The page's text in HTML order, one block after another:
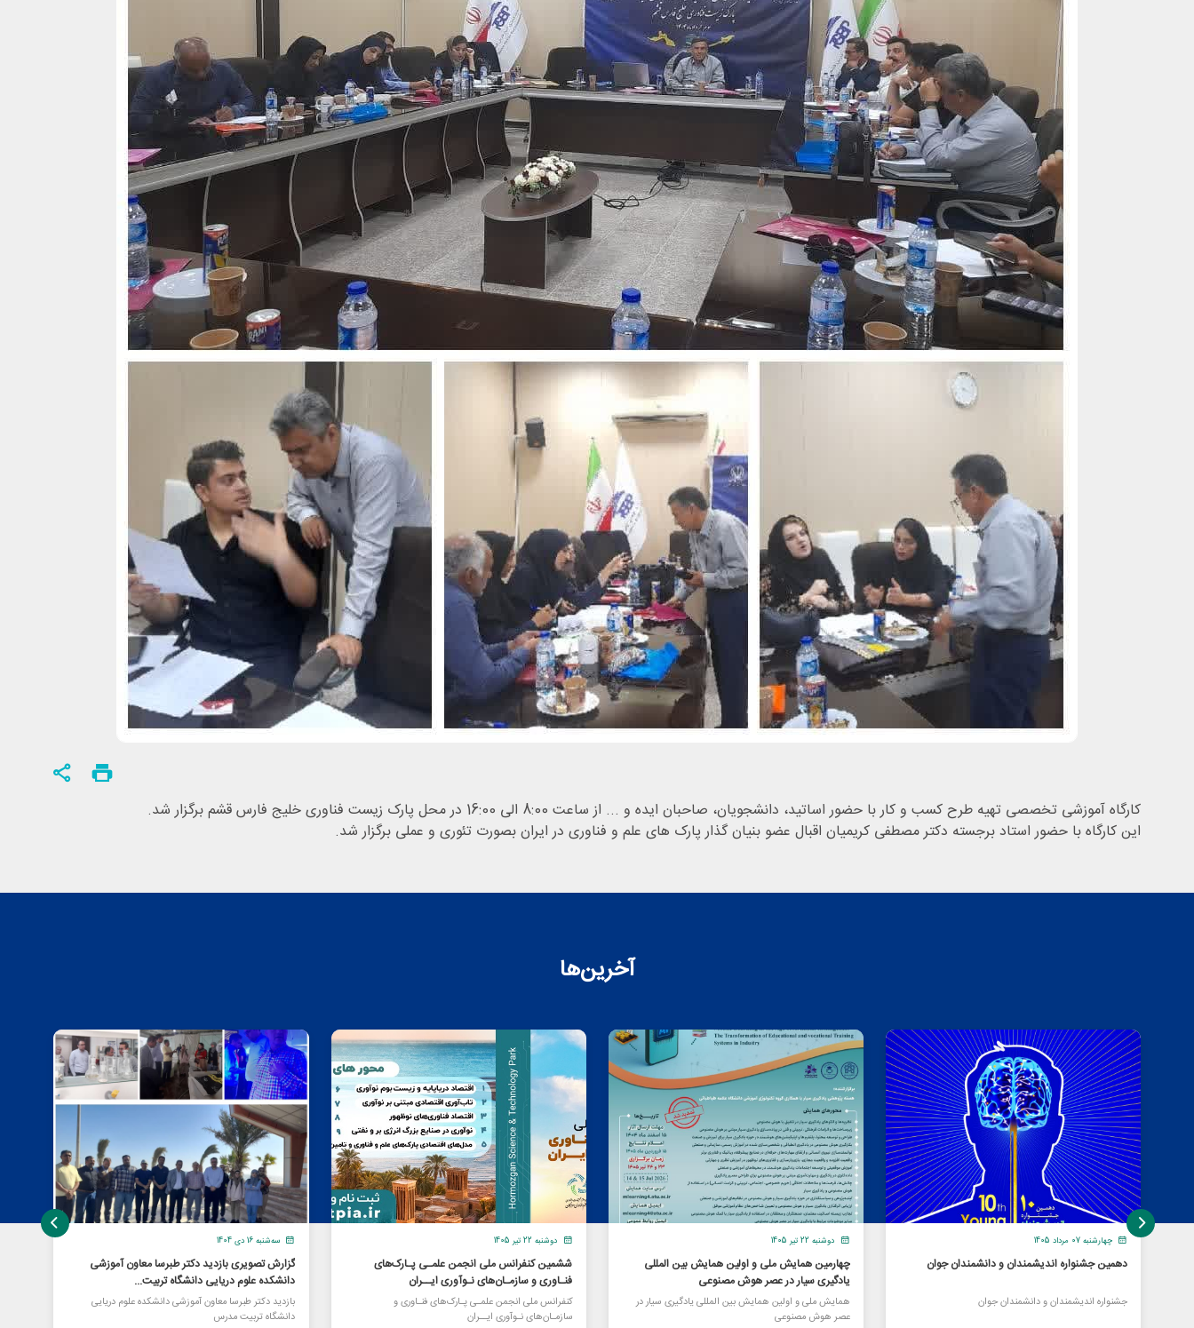
کارگاه آموزشی تخصصی تهیه طرح کسب و کار با حضور اساتید، دانشجویان، صاحبان ایده و ... از ساعت 8:00 الی 16:00 در محل پارک زیست فناوری خلیج فارس قشم برگزار شد.
این کارگاه با حضور استاد برجسته دکتر مصطفی کریمیان اقبال عضو بنیان گذار پارک های علم و فناوری در ایران بصورت تئوری و عملی برگزار شد.
آخرین‌ها
چهارشنبه 07 مرداد 1405
دهمین جشنواره اندیشمندان و دانشمندان جوان
جشنواره اندیشمندان و دانشمندان جوان
دوشنبه 22 تیر 1405
چهارمین همایش ملی و اولین همایش بین المللی
یادگیری سیار در عصر هوش مصنوعی
همایش ملی و اولین همایش بین المللی یادگیری سیار در
عصر هوش مصنوعی
دوشنبه 22 تیر 1405
ششمین کنفرانس ملی انجمن علمـی پـارک‌های
فنـاوری و سازمـان‌های نـوآوری ایــران
کنفرانس ملی انجمن علمـی پـارک‌های فنـاوری و
سازمـان‌های نـوآوری ایــران
سه‌شنبه 16 دی 1404
گزارش تصویری بازدید دکتر طبرسا معاون آموزشی
دانشکده علوم دریایی دانشگاه تربیت...
بازدید دکتر طبرسا معاون آموزشی دانشکده علوم دریایی
دانشگاه تربیت مدرس